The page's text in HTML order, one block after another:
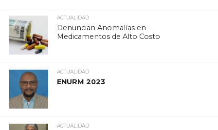
ACTUALIDAD
Denuncian Anomalías en
Medicamentos de Alto Costo
ACTUALIDAD
ENURM 2023
ACTUALIDAD